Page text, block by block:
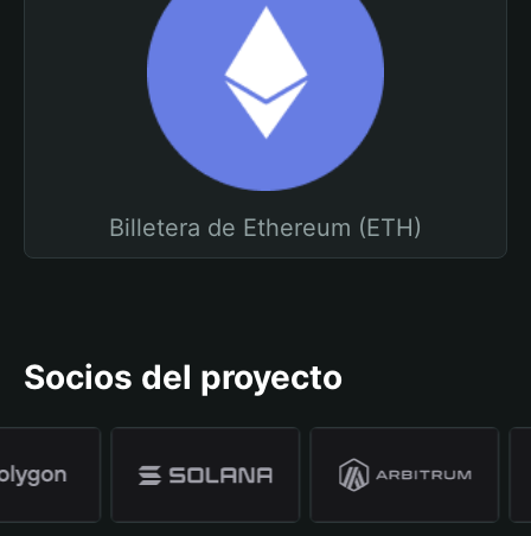
Billetera de Ethereum (ETH)
Socios del proyecto